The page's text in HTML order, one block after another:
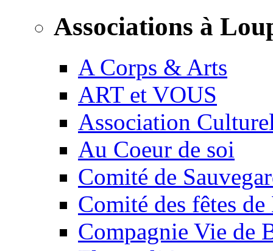
Associations à
A Corps & Arts
ART et VOUS
Association
Au Coeur de soi
Comité de
Comité des fêtes
Compagnie Vie de